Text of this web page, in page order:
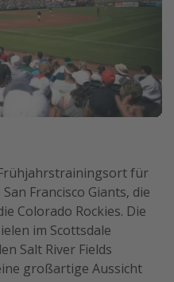
für
Francisco Giants, die
Colorado Rockies. Die
im Scottsdale
Salt River Fields
großartige Aussicht